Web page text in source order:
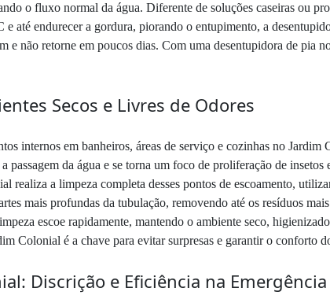
o fluxo normal da água. Diferente de soluções caseiras ou
até endurecer a gordura, piorando o entupimento, a
não retorne em poucos dias. Com uma desentupidora de pia
Secos e Livres de Odores
internos em banheiros, áreas de serviço e cozinhas no
da água e se torna um foco de proliferação de insetos
a limpeza completa desses pontos de escoamento,
mais profundas da tubulação, removendo até os resíduos
escoe rapidamente, mantendo o ambiente seco,
Colonial é a chave para evitar surpresas e garantir o conforto
Discrição e Eficiência na Emergência